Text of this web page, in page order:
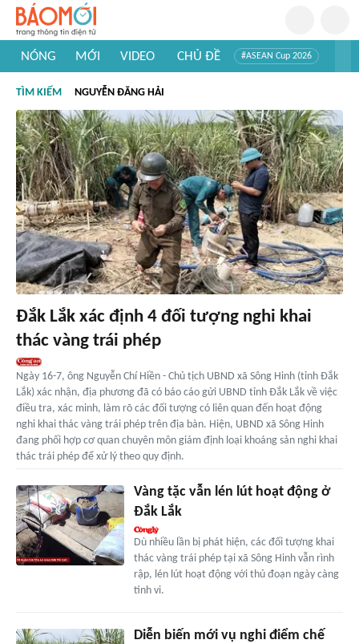
NÓNG MỚI VIDEO CHỦ ĐỀ #ASEAN Cup 2026
#Khám phá thế giới
TÌM KIẾM NGUYỄN ĐĂNG HẢI
Đắk Lắk xác định 4 đối tượng nghi khai
thác vàng trái phép
Ngày 16-7, ông Nguyễn Chí Hiền - Chủ tịch UBND xã Sông Hinh (tỉnh Đắk
Lắk) xác nhận, địa phương đã có báo cáo gửi UBND tỉnh Đắk Lắk về việc
điều tra, xác minh, làm rõ các đối tượng có liên quan đến hoạt động
nghi khai thác vàng trái phép trên địa bàn. Hiện, UBND xã Sông Hinh
đang phối hợp cơ quan chuyên môn giám định loại khoáng sản nghi khai
thác trái phép để xử lý theo quy định.
Vàng tặc vẫn lén lút hoạt động ở
Đắk Lắk
Dù nhiều lần bị phát hiện, các đối tượng khai
thác vàng trái phép tại xã Sông Hinh vẫn rình
rập, lén lút hoạt động với thủ đoạn ngày càng
tinh vi.
Diễn biến mới vụ nghi điểm chế